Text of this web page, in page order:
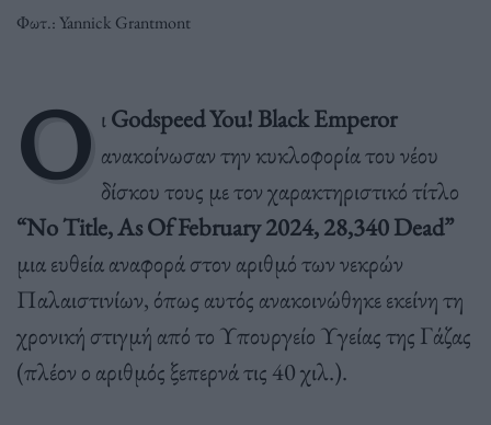
Φωτ.: Yannick Grantmont
Ο ιGodspeed You! Black Emperor
ανακοίνωσαν την κυκλοφορία του νέου
δίσκου τους με τον χαρακτηριστικό τίτλο
“No Title, As Of February 2024, 28,340 Dead”
μια ευθεία αναφορά στον αριθμό των νεκρών
Παλαιστινίων, όπως αυτός ανακοινώθηκε εκείνη τη
χρονική στιγμή από το Υπουργείο Υγείας της Γάζας
(πλέον ο αριθμός ξεπερνά τις 40 χιλ.).